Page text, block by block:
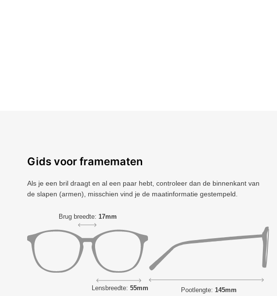
Gids voor framematen
Als je een bril draagt ​​en al een paar hebt, controleer dan de binnenkant van
de slapen (armen), misschien vind je de maatinformatie gestempeld.
Brug breedte: 17mm
Lensbreedte: 55mm Pootlengte: 145mm